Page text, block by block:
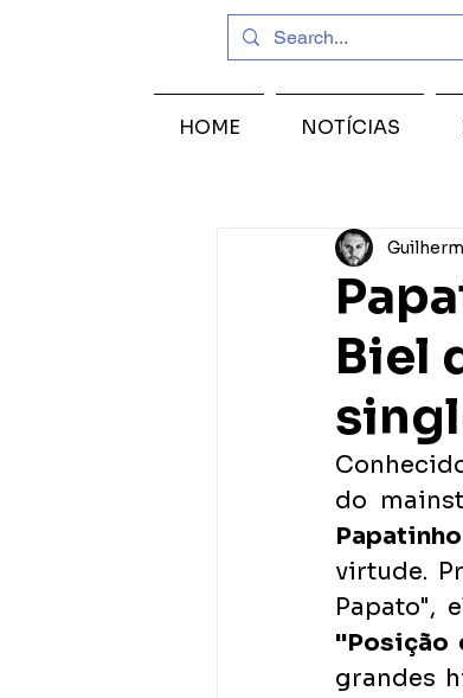
Biel
Papatinho
virtude.
"Posição
grandes
HOME NOTÍCIAS